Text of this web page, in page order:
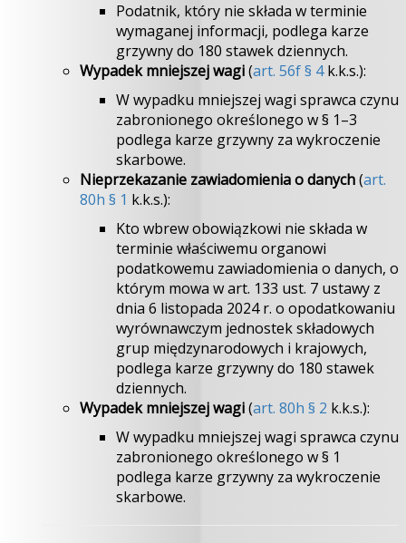
Podatnik, który nie składa w terminie
wymaganej informacji, podlega karze
grzywny do 180 stawek dziennych.
Wypadek mniejszej wagi(art. 56f § 4k.k.s.):
W wypadku mniejszej wagi sprawca czynu
zabronionego określonego w § 1–3
podlega karze grzywny za wykroczenie
skarbowe.
Nieprzekazanie zawiadomienia o danych(art.
80h § 1 k.k.s.):
Kto wbrew obowiązkowi nie składa w
terminie właściwemu organowi
podatkowemu zawiadomienia o danych, o
którym mowa w art. 133 ust. 7 ustawy z
dnia 6 listopada 2024 r. o opodatkowaniu
wyrównawczym jednostek składowych
grup międzynarodowych i krajowych,
podlega karze grzywny do 180 stawek
dziennych.
Wypadek mniejszej wagi(art. 80h § 2 k.k.s.):
W wypadku mniejszej wagi sprawca czynu
zabronionego określonego w § 1
podlega karze grzywny za wykroczenie
skarbowe.